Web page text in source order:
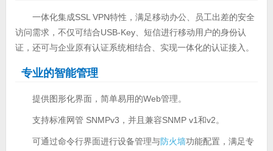
一体化集成SSL VPN特性，满足移动办公、员工出差的安全
访问需求，不仅可结合USB-Key、短信进行移动用户的身份认
证，还可与企业原有认证系统相结合、实现一体化的认证接入。
专业的智能管理
提供图形化界面，简单易用的Web管理。
支持标准网管 SNMPv3，并且兼容SNMP v1和v2。
可通过命令行界面进行设备管理与防火墙功能配置，满足专